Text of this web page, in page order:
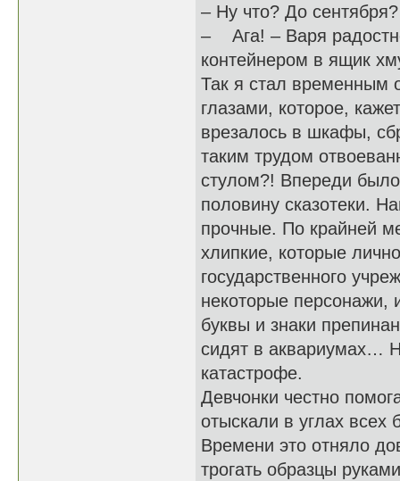
– Ну что? До
– Ага! – Варя
контейнером в ящик
Так я стал временным
глазами, которое,
врезалось в шкафы,
таким трудом
стулом?! Впереди
половину сказотеки.
прочные. По крайней
хлипкие, которые
государственного
некоторые персонажи,
буквы и знаки
сидят в аквариумах…
катастрофе.
Девчонки честно
отыскали в углах всех
Времени это отняло
трогать образцы